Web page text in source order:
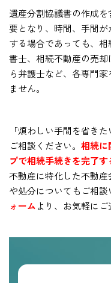
遺産分割協議書の作成
要となり、時間、手間
する場合であっても、
書士、相続不動産の売
ら弁護士など、各専門
ません。
「煩わしい手間を省き
ご相談ください。 相続に
プで相続手続きを完了
不動産に特化した不動
や処分についてもご相
ォームより、お気軽にご